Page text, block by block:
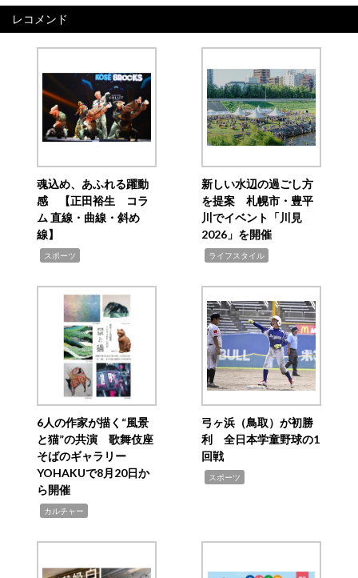
レコメンド
魂込め、あふれる躍動
感 【正田裕生 コラ
ム 直線・曲線・斜め
線】
スポーツ
新しい水辺の過ごし方
を提案 札幌市・豊平
川でイベント「川見
2026」を開催
ライフスタイル
6人の作家が描く“風景
と猫”の共演 歌舞伎座
そばのギャラリー
YOHAKUで8月20日か
ら開催
カルチャー
弓ヶ浜（鳥取）が初勝
利 全日本学童野球の1
回戦
スポーツ